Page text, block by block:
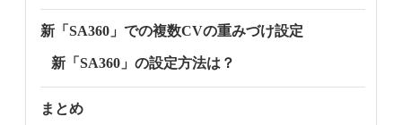
新「SA360」での複数CVの重みづけ設定
新「SA360」の設定方法は？
まとめ